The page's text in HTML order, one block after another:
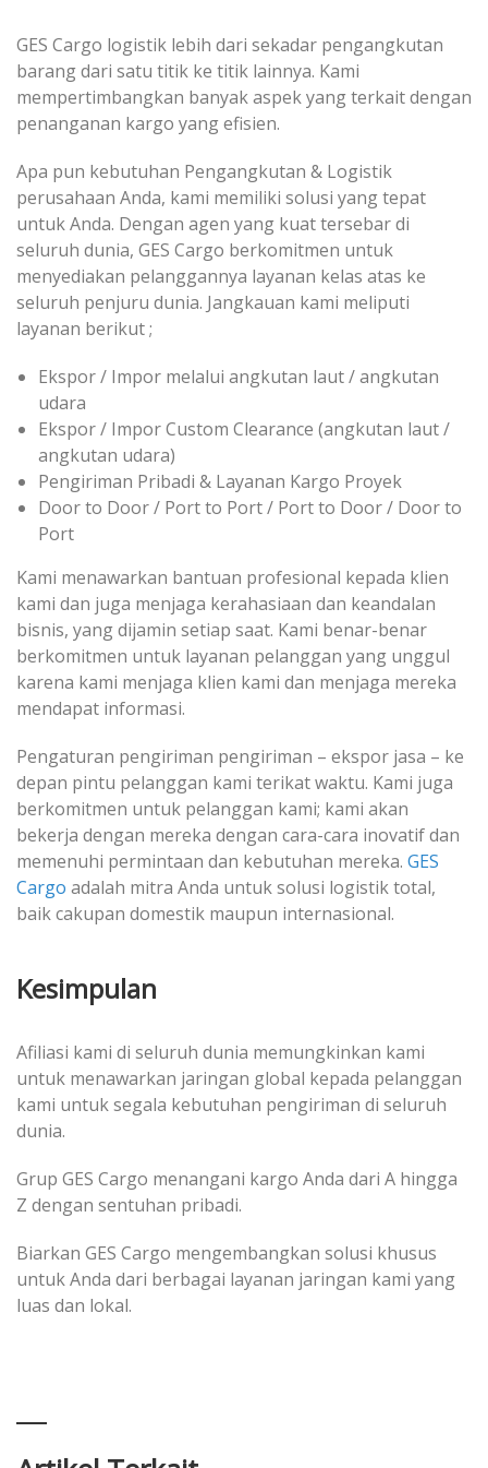
GES Cargo logistik lebih dari sekadar pengangkutan
barang dari satu titik ke titik lainnya. Kami
mempertimbangkan banyak aspek yang terkait dengan
penanganan kargo yang efisien.
Apa pun kebutuhan Pengangkutan & Logistik
perusahaan Anda, kami memiliki solusi yang tepat
untuk Anda. Dengan agen yang kuat tersebar di
seluruh dunia, GES Cargo berkomitmen untuk
menyediakan pelanggannya layanan kelas atas ke
seluruh penjuru dunia. Jangkauan kami meliputi
layanan berikut ;
Ekspor / Impor melalui angkutan laut / angkutan
udara
Ekspor / Impor Custom Clearance (angkutan laut /
angkutan udara)
Pengiriman Pribadi & Layanan Kargo Proyek
Door to Door / Port to Port / Port to Door / Door to
Port
Kami menawarkan bantuan profesional kepada klien
kami dan juga menjaga kerahasiaan dan keandalan
bisnis, yang dijamin setiap saat. Kami benar-benar
berkomitmen untuk layanan pelanggan yang unggul
karena kami menjaga klien kami dan menjaga mereka
mendapat informasi.
Pengaturan pengiriman pengiriman – ekspor jasa – ke
depan pintu pelanggan kami terikat waktu. Kami juga
berkomitmen untuk pelanggan kami; kami akan
bekerja dengan mereka dengan cara-cara inovatif dan
memenuhi permintaan dan kebutuhan mereka. GES
Cargo adalah mitra Anda untuk solusi logistik total,
baik cakupan domestik maupun internasional.
Kesimpulan
Afiliasi kami di seluruh dunia memungkinkan kami
untuk menawarkan jaringan global kepada pelanggan
kami untuk segala kebutuhan pengiriman di seluruh
dunia.
Grup GES Cargo menangani kargo Anda dari A hingga
Z dengan sentuhan pribadi.
Biarkan GES Cargo mengembangkan solusi khusus
untuk Anda dari berbagai layanan jaringan kami yang
luas dan lokal.